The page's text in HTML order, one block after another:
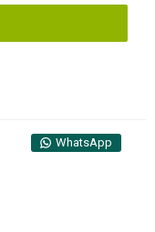
WhatsApp